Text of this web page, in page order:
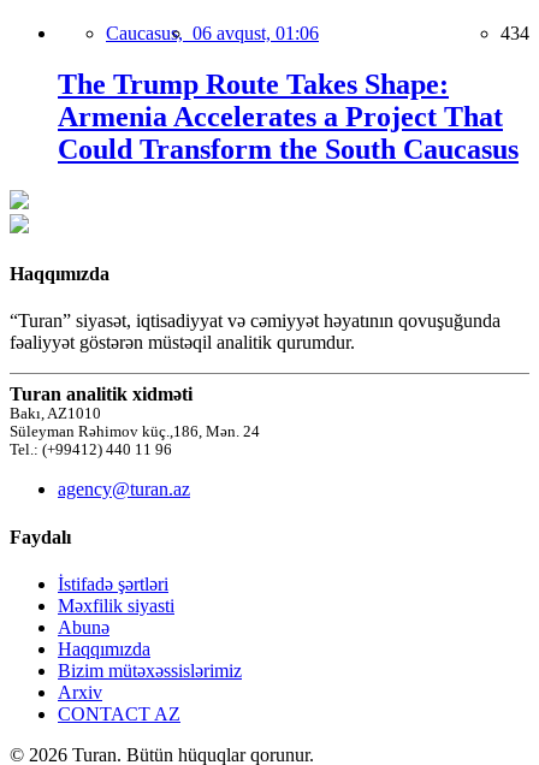
Caucasus, 06 avqust, 01:06 434
The Trump Route Takes Shape:
Armenia Accelerates a Project That
Could Transform the South Caucasus
Haqqımızda
“Turan” siyasət, iqtisadiyyat və cəmiyyət həyatının qovuşuğunda
fəaliyyət göstərən müstəqil analitik qurumdur.
Turan analitik xidməti
Bakı, AZ1010
Süleyman Rəhimov küç.,186, Mən. 24
Tel.: (+99412) 440 11 96
agency@turan.az
Faydalı
İstifadə şərtləri
Məxfilik siyasti
Abunə
Haqqımızda
Bizim mütəxəssislərimiz
Arxiv
CONTACT AZ
© 2026 Turan. Bütün hüquqlar qorunur.